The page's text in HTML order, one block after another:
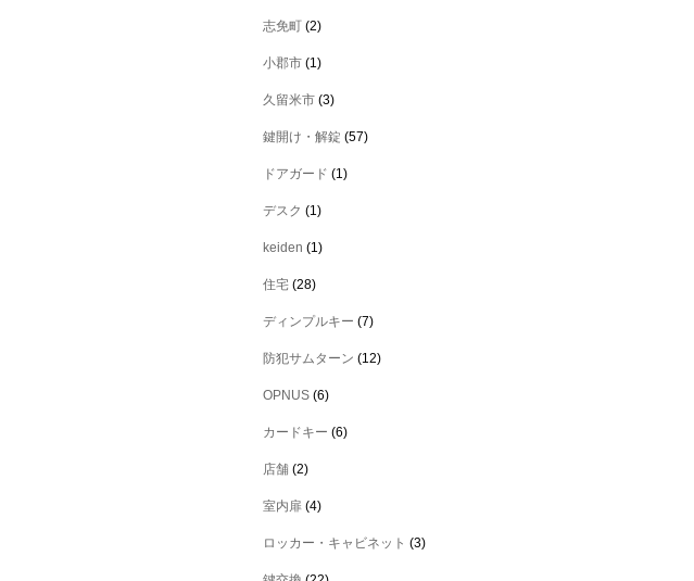
志免町 (2)
小郡市 (1)
久留米市 (3)
鍵開け・解錠 (57)
ドアガード (1)
デスク (1)
keiden (1)
住宅 (28)
ディンプルキー (7)
防犯サムターン (12)
OPNUS (6)
カードキー (6)
店舗 (2)
室内扉 (4)
ロッカー・キャビネット (3)